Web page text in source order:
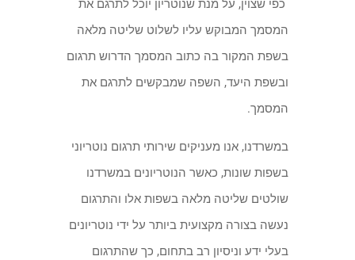
כפי שצוין, על מנת שנוטריון יוכל לתרגם את
המסמך המבוקש עליו לשלוט שליטה מלאה
בשפת המקור בה כתוב המסמך הדרוש תרגום
ובשפת היעד, השפה שמבקשים לתרגם את
המסמך.
במשרדנו, אנו מעניקים שירותי תרגום נוטריוני
בשפות שונות, כאשר הנוטריונים במשרדנו
שולטים שליטה מלאה בשפות אלו והתרגום
נעשה בצורה מקצועית ביותר על ידי נוטריונים
בעלי ידע וניסיון רב בתחום, כך שהתרגום